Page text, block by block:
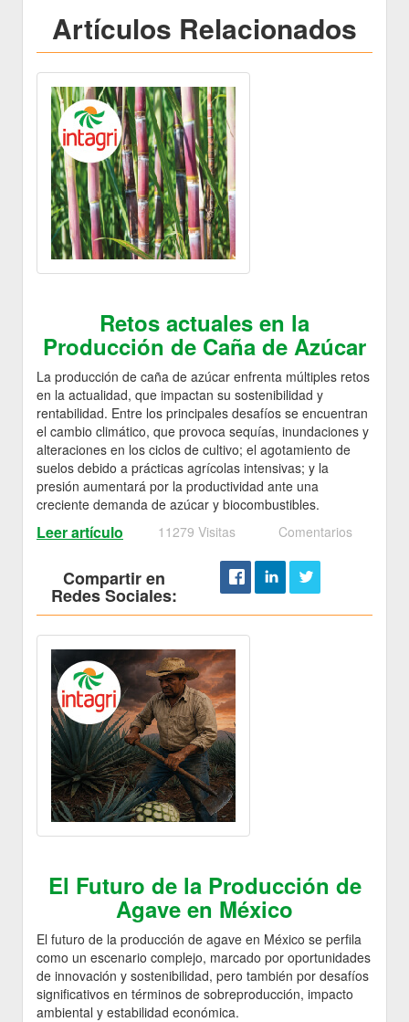
Artículos Relacionados
Retos actuales en la
Producción de Caña de Azúcar
La producción de caña de azúcar enfrenta múltiples retos
en la actualidad, que impactan su sostenibilidad y
rentabilidad. Entre los principales desafíos se encuentran
el cambio climático, que provoca sequías, inundaciones y
alteraciones en los ciclos de cultivo; el agotamiento de
suelos debido a prácticas agrícolas intensivas; y la
presión aumentará por la productividad ante una
creciente demanda de azúcar y biocombustibles.
Leer artículo 11279 Visitas Comentarios
Compartir en
Redes Sociales:
El Futuro de la Producción de
Agave en México
El futuro de la producción de agave en México se perfila
como un escenario complejo, marcado por oportunidades
de innovación y sostenibilidad, pero también por desafíos
significativos en términos de sobreproducción, impacto
ambiental y estabilidad económica.